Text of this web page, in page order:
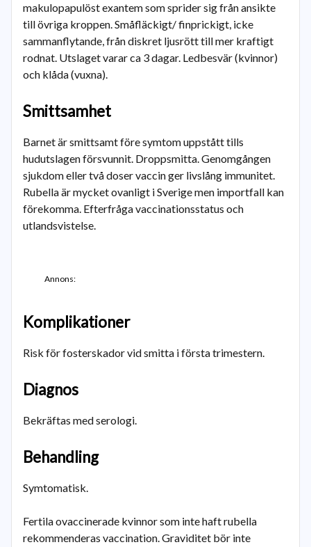
makulopapulöst exantem som sprider sig från ansikte
till övriga kroppen. Småfläckigt/ finprickigt, icke
sammanflytande, från diskret ljusrött till mer kraftigt
rodnat. Utslaget varar ca 3 dagar. Ledbesvär (kvinnor)
och klåda (vuxna).
Smittsamhet
Barnet är smittsamt före symtom uppstått tills
hudutslagen försvunnit. Droppsmitta. Genomgången
sjukdom eller två doser vaccin ger livslång immunitet.
Rubella är mycket ovanligt i Sverige men importfall kan
förekomma. Efterfråga vaccinationsstatus och
utlandsvistelse.
Annons:
Komplikationer
Risk för fosterskador vid smitta i första trimestern.
Diagnos
Bekräftas med serologi.
Behandling
Symtomatisk.
Fertila ovaccinerade kvinnor som inte haft rubella
rekommenderas vaccination. Graviditet bör inte